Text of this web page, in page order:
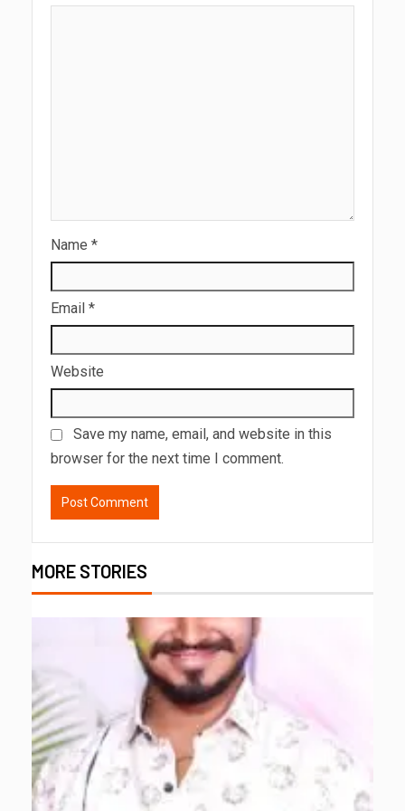
Name *
Email *
Website
Save my name, email, and website in this
browser for the next time I comment.
MORE STORIES